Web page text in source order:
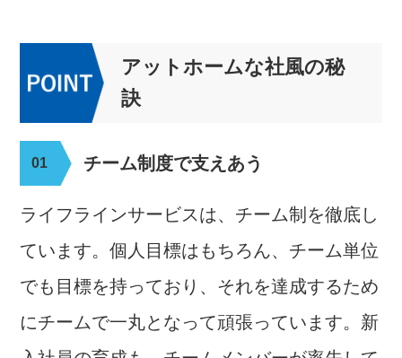
アットホームな社風の秘
訣
チーム制度で支えあう
ライフラインサービスは、チーム制を徹底し
ています。個人目標はもちろん、チーム単位
でも目標を持っており、 それを達成するため
にチームで一丸となって頑張っています。 新